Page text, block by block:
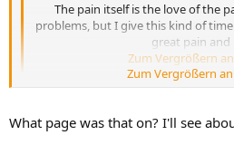
The pain itself is the love of the
problems, but I give this kind of
great pain and
Zum Vergrößern
Go for it... I hope that overall it's
Regards Martin
Zum Vergrößern
What page was that on? I'll see